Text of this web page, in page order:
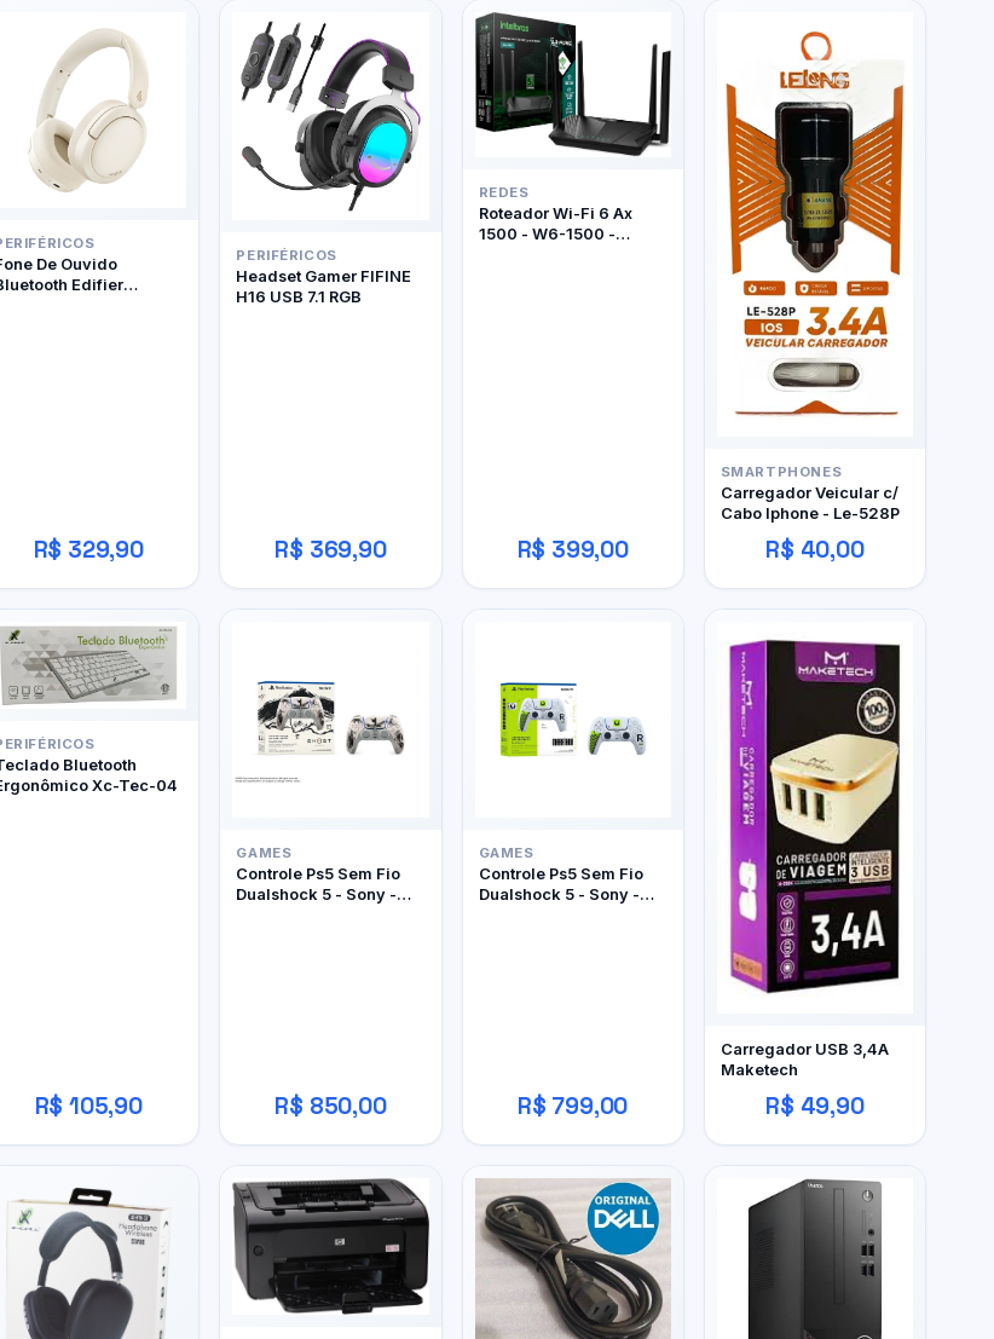
De Ouvido
Edifier
R$ 329,90
PERIFÉRICOS
Headset Gamer FIFINE
H16 USB 7.1 RGB
R$ 369,90
REDES
Roteador Wi-Fi 6 Ax
1500 - W6-1500 -
R$ 399,00
SMARTPHONES
Carregador Veicular c/
Cabo Iphone - Le-528P
R$ 40,00
Bluetooth
Xc-Tec-04
R$ 105,90
GAMES
Controle Ps5 Sem Fio
Dualshock 5 - Sony -
R$ 850,00
GAMES
Controle Ps5 Sem Fio
Dualshock 5 - Sony -
R$ 799,00
Carregador USB 3,4A
Maketech
R$ 49,90